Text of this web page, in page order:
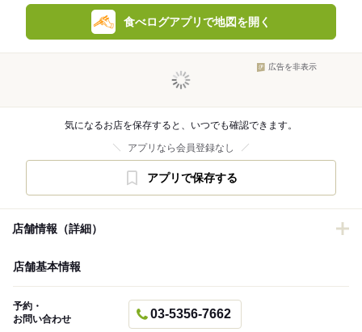
食べログアプリで地図を開く
広告を非表示
気になるお店を保存すると、いつでも確認できます。
アプリなら会員登録なし
アプリで保存する
店舗情報（詳細）
店舗基本情報
予約・
お問い合わせ
03-5356-7662